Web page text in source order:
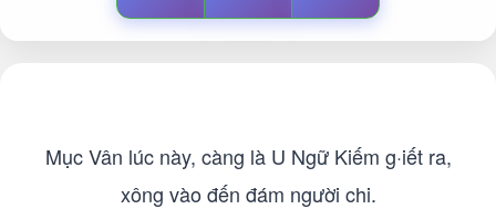
Mục Vân lúc này, càng là U Ngữ Kiếm g·iết ra,
xông vào đến đám người chi.